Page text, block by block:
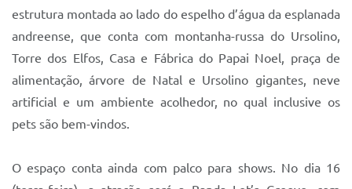
estrutura montada ao lado do espelho d’água da esplanada
andreense, que conta com montanha-russa do Ursolino,
Torre dos Elfos, Casa e Fábrica do Papai Noel, praça de
alimentação, árvore de Natal e Ursolino gigantes, neve
artificial e um ambiente acolhedor, no qual inclusive os
pets são bem-vindos.
O espaço conta ainda com palco para shows. No dia 16